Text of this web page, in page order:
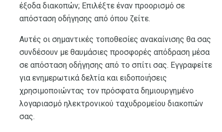
έξοδα διακοπών; Επιλέξτε έναν προορισμό σε
απόσταση οδήγησης από όπου ζείτε.
Αυτές οι σημαντικές τοποθεσίες ανακαίνισης θα σας
συνδέσουν με θαυμάσιες προσφορές απόδραση μέσα
σε απόσταση οδήγησης από το σπίτι σας. Εγγραφείτε
για ενημερωτικά δελτία και ειδοποιήσεις
χρησιμοποιώντας τον πρόσφατα δημιουργημένο
λογαριασμό ηλεκτρονικού ταχυδρομείου διακοπών
σας.